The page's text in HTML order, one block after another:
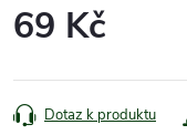
69 Kč
cena:
Dotaz k produktu